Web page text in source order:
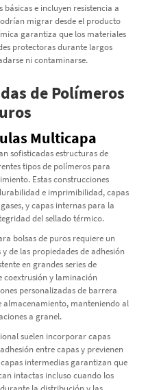
e incluyen resistencia a
migrar desde el producto
garantiza que los materiales
protectoras durante largos
ni contaminarse.
de Polímeros
Multicapa
sofisticadas estructuras de
tipos de polímeros para
Estas construcciones
e imprimibilidad, capas
y capas internas para la
del sellado térmico.
bolsas de puros requiere un
de las propiedades de adhesión
en grandes series de
coextrusión y laminación
personalizadas de barrera
almacenamiento, manteniendo al
a granel.
suelen incorporar capas
entre capas y previenen
intermedias garantizan que
intactas incluso cuando los